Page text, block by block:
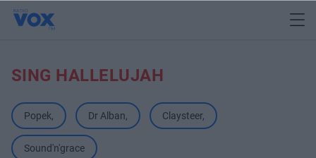
SING HALLELUJAH
Popek, Dr Alban, Claysteer,
Sound'n'grace